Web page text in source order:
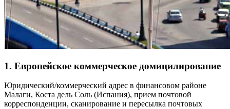
1. Европейское коммерческое домицилирование
Юридический/коммерческий адрес в финансовом районе
Малаги, Коста дель Соль (Испания), прием почтовой
корреспонденции, сканирование и пересылка почтовых